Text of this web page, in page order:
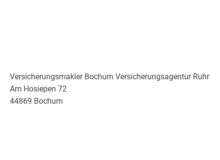
Versicherungsmakler Bochum Versicherungsagentur Ruhr
Am Hosiepen 72
44869 Bochum